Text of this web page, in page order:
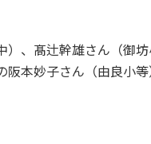
、髙辻幹雄さん（御
本妙子さん（由良小等